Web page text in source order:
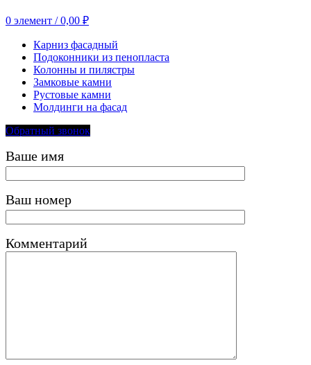
0 элемент / 0,00 ₽
Карниз фасадный
Подоконники из пенопласта
Колонны и пилястры
Замковые камни
Рустовые камни
Молдинги на фасад
Обратный звонок
Ваше имя
Ваш номер
Комментарий